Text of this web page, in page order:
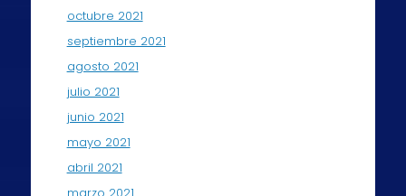
octubre 2021
septiembre 2021
agosto 2021
julio 2021
junio 2021
mayo 2021
abril 2021